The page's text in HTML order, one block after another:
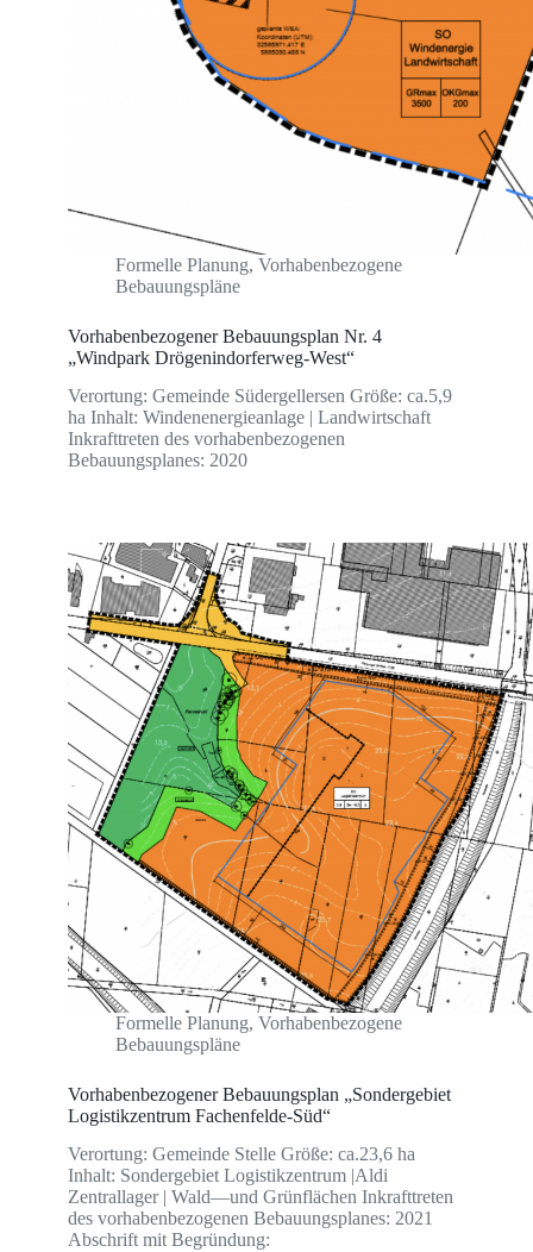
Formelle Planung, Vorhabenbezogene
Bebauungspläne
Vorhabenbezogener Bebauungsplan Nr. 4
„Windpark Drögenindorferweg-West“
Verortung: Gemeinde Südergellersen Größe: ca.5,9
ha Inhalt: Windenenergieanlage | Landwirtschaft
Inkrafttreten des vorhabenbezogenen
Bebauungsplanes: 2020
Formelle Planung, Vorhabenbezogene
Bebauungspläne
Vorhabenbezogener Bebauungsplan „Sondergebiet
Logistikzentrum Fachenfelde-Süd“
Verortung: Gemeinde Stelle Größe: ca.23,6 ha
Inhalt: Sondergebiet Logistikzentrum |Aldi
Zentrallager | Wald—und Grünflächen Inkrafttreten
des vorhabenbezogenen Bebauungsplanes: 2021
Abschrift mit Begründung: